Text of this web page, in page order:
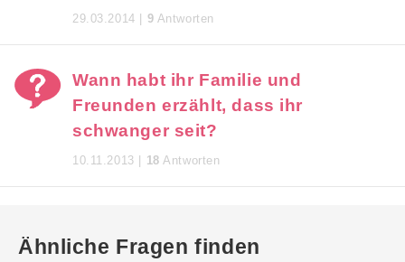
29.03.2014 | 9 Antworten
Wann habt ihr Familie und
Freunden erzählt, dass ihr
schwanger seit?
10.11.2013 | 18 Antworten
Ähnliche Fragen finden